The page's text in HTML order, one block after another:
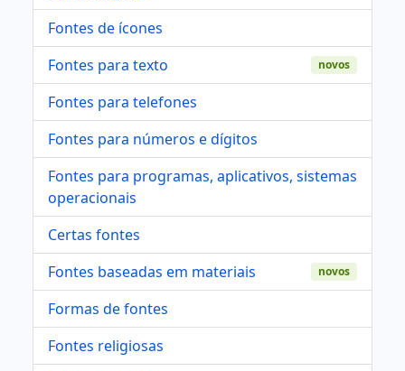
Fontes de ícones
Fontes para texto
novos
Fontes para telefones
Fontes para números e dígitos
Fontes para programas, aplicativos, sistemas
operacionais
Certas fontes
Fontes baseadas em materiais
novos
Formas de fontes
Fontes religiosas